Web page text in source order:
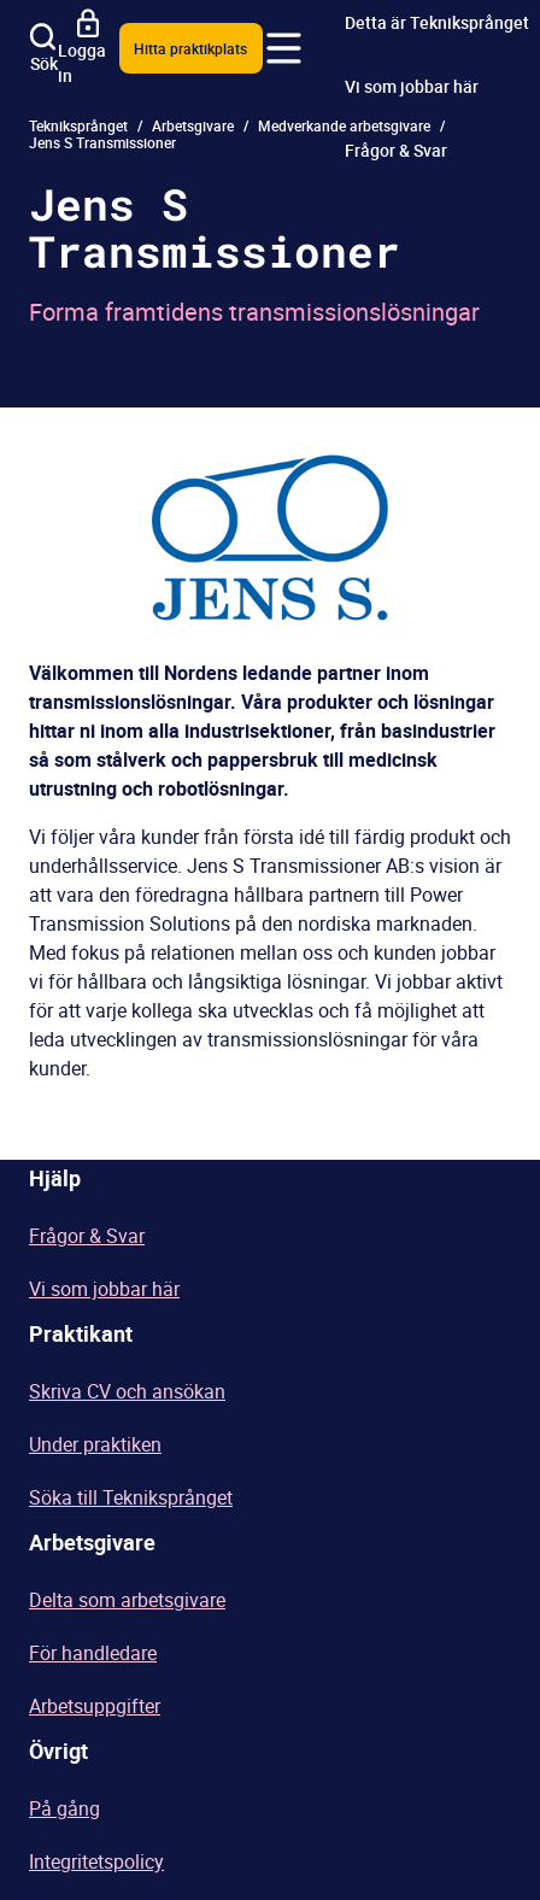
Sök
Logga
in
Hitta praktikplats
Detta är Tekniksprånget
Vi som jobbar här
Frågor & Svar
Tekniksprånget Arbetsgivare
Medverkande arbetsgivare
Jens S Transmissioner
Jens S
Transmissioner
Forma framtidens transmissionslösningar
Välkommen till Nordens ledande partner inom
transmissionslösningar. Våra produkter och lösningar
hittar ni inom alla industrisektioner, från basindustrier
så som stålverk och pappersbruk till medicinsk
utrustning och robotlösningar.
Vi följer våra kunder från första idé till färdig produkt och
underhållsservice. Jens S Transmissioner AB:s vision är
att vara den föredragna hållbara partnern till Power
Transmission Solutions på den nordiska marknaden.
Med fokus på relationen mellan oss och kunden jobbar
vi för hållbara och långsiktiga lösningar. Vi jobbar aktivt
för att varje kollega ska utvecklas och få möjlighet att
leda utvecklingen av transmissionslösningar för våra
kunder.
Hjälp
Frågor & Svar
Vi som jobbar här
Praktikant
Skriva CV och ansökan
Under praktiken
Söka till Tekniksprånget
Arbetsgivare
Delta som arbetsgivare
För handledare
Arbetsuppgifter
Övrigt
På gång
Integritetspolicy